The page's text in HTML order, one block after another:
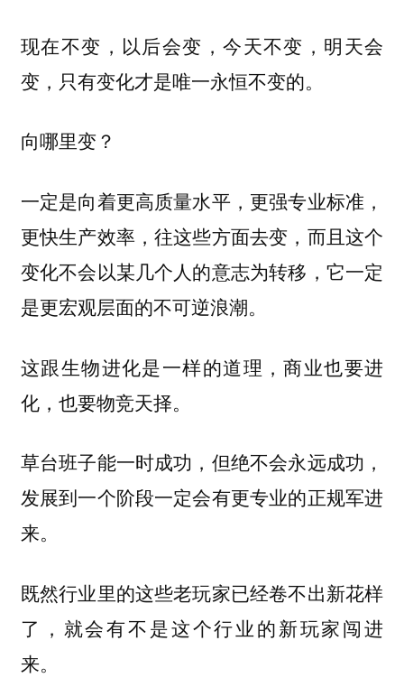
现在不变，以后会变，今天不变，明天会
变，只有变化才是唯一永恒不变的。
向哪里变？
一定是向着更高质量水平，更强专业标准，
更快生产效率，往这些方面去变，而且这个
变化不会以某几个人的意志为转移，它一定
是更宏观层面的不可逆浪潮。
这跟生物进化是一样的道理，商业也要进
化，也要物竞天择。
草台班子能一时成功，但绝不会永远成功，
发展到一个阶段一定会有更专业的正规军进
来。
既然行业里的这些老玩家已经卷不出新花样
了，就会有不是这个行业的新玩家闯进
来。